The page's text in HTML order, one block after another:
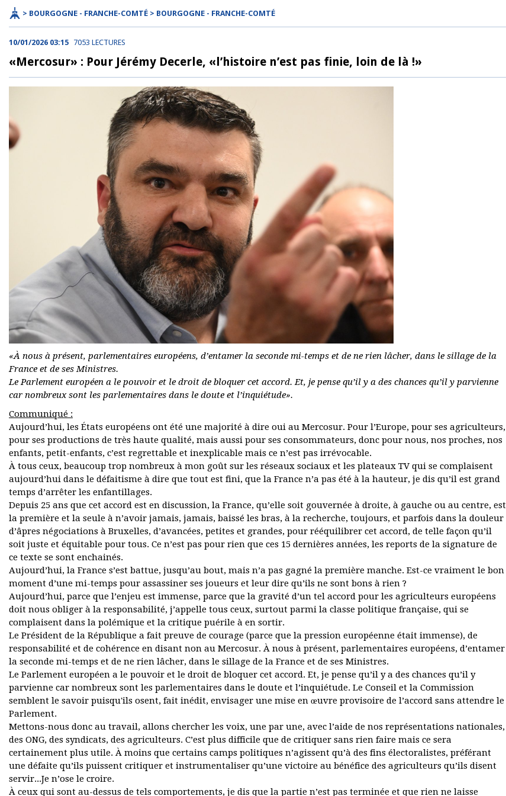
> BOURGOGNE - FRANCHE-COMTÉ > BOURGOGNE - FRANCHE-COMTÉ
10/01/2026 03:15 7053 LECTURES
«Mercosur» : Pour Jérémy Decerle, «l’histoire n’est pas finie, loin de là !»
«À nous à présent, parlementaires européens, d’entamer la seconde mi-temps et de ne rien lâcher, dans le sillage de la
France et de ses Ministres.
Le Parlement européen a le pouvoir et le droit de bloquer cet accord. Et, je pense qu’il y a des chances qu’il y parvienne
car nombreux sont les parlementaires dans le doute et l’inquiétude».
Communiqué :
Aujourd’hui, les États européens ont été une majorité à dire oui au Mercosur. Pour l’Europe, pour ses agriculteurs,
pour ses productions de très haute qualité, mais aussi pour ses consommateurs, donc pour nous, nos proches, nos
enfants, petit-enfants, c’est regrettable et inexplicable mais ce n’est pas irrévocable.
À tous ceux, beaucoup trop nombreux à mon goût sur les réseaux sociaux et les plateaux TV qui se complaisent
aujourd’hui dans le défaitisme à dire que tout est fini, que la France n’a pas été à la hauteur, je dis qu’il est grand
temps d’arrêter les enfantillages.
Depuis 25 ans que cet accord est en discussion, la France, qu’elle soit gouvernée à droite, à gauche ou au centre, est
la première et la seule à n’avoir jamais, jamais, baissé les bras, à la recherche, toujours, et parfois dans la douleur
d’âpres négociations à Bruxelles, d’avancées, petites et grandes, pour rééquilibrer cet accord, de telle façon qu’il
soit juste et équitable pour tous. Ce n’est pas pour rien que ces 15 dernières années, les reports de la signature de
ce texte se sont enchainés.
Aujourd’hui, la France s’est battue, jusqu’au bout, mais n’a pas gagné la première manche. Est-ce vraiment le bon
moment d’une mi-temps pour assassiner ses joueurs et leur dire qu’ils ne sont bons à rien ?
Aujourd’hui, parce que l’enjeu est immense, parce que la gravité d’un tel accord pour les agriculteurs européens
doit nous obliger à la responsabilité, j’appelle tous ceux, surtout parmi la classe politique française, qui se
complaisent dans la polémique et la critique puérile à en sortir.
Le Président de la République a fait preuve de courage (parce que la pression européenne était immense), de
responsabilité et de cohérence en disant non au Mercosur. À nous à présent, parlementaires européens, d’entamer
la seconde mi-temps et de ne rien lâcher, dans le sillage de la France et de ses Ministres.
Le Parlement européen a le pouvoir et le droit de bloquer cet accord. Et, je pense qu’il y a des chances qu’il y
parvienne car nombreux sont les parlementaires dans le doute et l’inquiétude. Le Conseil et la Commission
semblent le savoir puisqu'ils osent, fait inédit, envisager une mise en œuvre provisoire de l’accord sans attendre le
Parlement.
Mettons-nous donc au travail, allons chercher les voix, une par une, avec l’aide de nos représentations nationales,
des ONG, des syndicats, des agriculteurs. C’est plus difficile que de critiquer sans rien faire mais ce sera
certainement plus utile. À moins que certains camps politiques n’agissent qu’à des fins électoralistes, préférant
une défaite qu’ils puissent critiquer et instrumentaliser qu’une victoire au bénéfice des agriculteurs qu’ils disent
servir...Je n’ose le croire.
À ceux qui sont au-dessus de tels comportements, je dis que la partie n’est pas terminée et que rien ne laisse